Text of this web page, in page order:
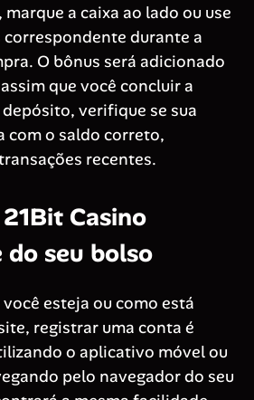
a caixa ao lado ou use
durante a
O bônus será adicionado
que você concluir a
verifique se sua
com o saldo correto,
recentes.
Casino
seu bolso
esteja ou como está
registrar uma conta é
o aplicativo móvel ou
pelo navegador do seu